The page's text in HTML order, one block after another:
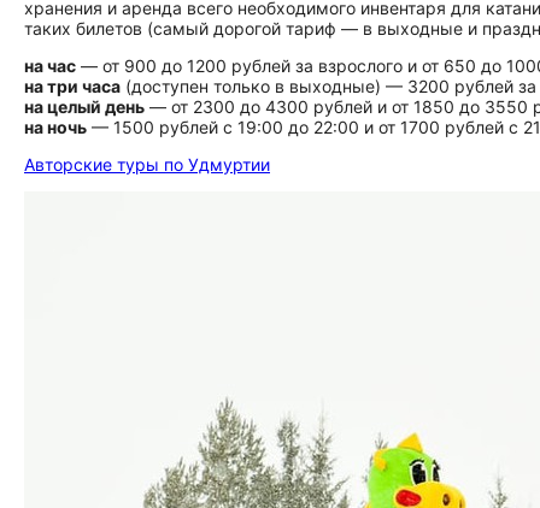
хранения и аренда всего необходимого инвентаря для
таких билетов (самый дорогой тариф — в выходные и
на час — от 900 до 1200 рублей за взрослого и от 650 до
на три часа (доступен только в выходные) — 3200 рублей
на целый день — от 2300 до 4300 рублей и от 1850 до 3550
на ночь — 1500 рублей с 19:00 до 22:00 и от 1700 рублей с
Авторские туры по Удмуртии